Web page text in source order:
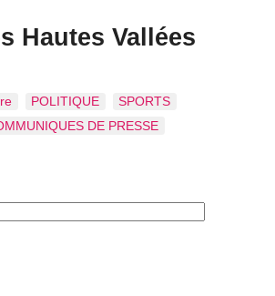
Hautes Vallées
POLITIQUE
SPORTS
DE PRESSE